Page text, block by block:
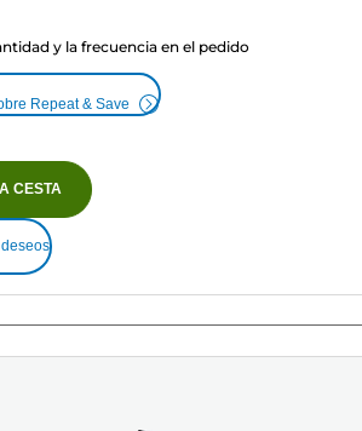
y la frecuencia en el pedido
Repeat & Save
CESTA